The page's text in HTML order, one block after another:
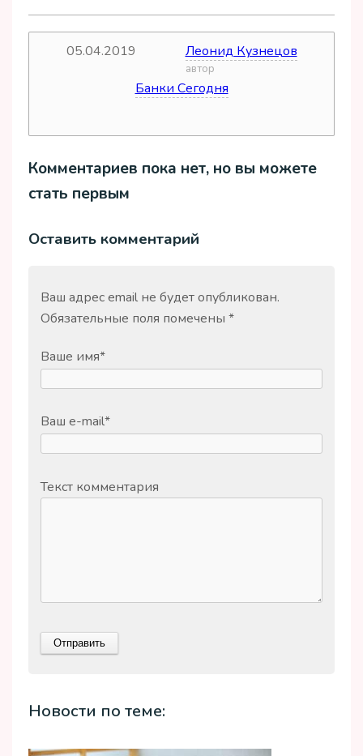
05.04.2019
автор
Леонид Кузнецов
Банки Сегодня
Комментариев пока нет, но вы можете
стать первым
Оставить комментарий
Ваш адрес email не будет опубликован.
Обязательные поля помечены *
Ваше имя*
Ваш e-mail*
Текст комментария
Новости по теме: